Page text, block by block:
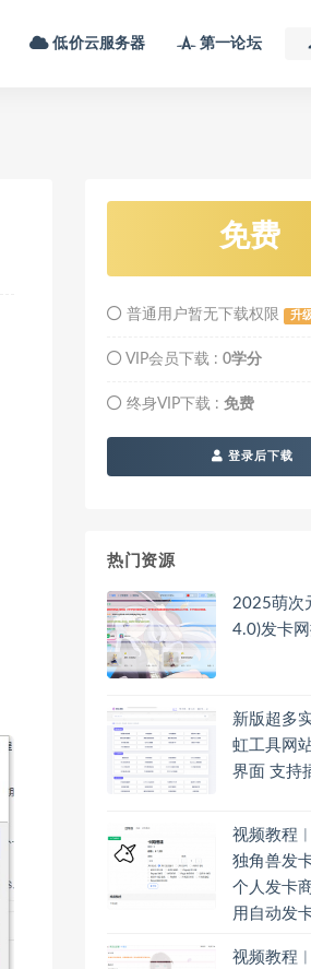
低价云服务器 第一论坛
免费
普通用户暂无下载权限 升
VIP会员下载 : 0学分
终身VIP下载 : 免费
登录后下载
热门资源
2025萌次
4.0)发卡
新版超多
虹工具网
界面 支持
视频教程
独角兽发
个人发卡
用自动发
视频教程